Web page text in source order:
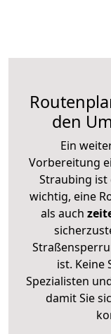
den
Ein
Vorbereitung
Straubing ist
wichtig, eine
als auch
ist. Keine
Spezialisten
damit Sie